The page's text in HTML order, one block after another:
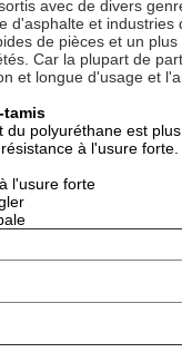
avec de divers
d'asphalte et
de pièces et un
Car la plupart de
et longue d'usage et
tamis
du polyuréthane est
à l'usure forte.
l'usure forte